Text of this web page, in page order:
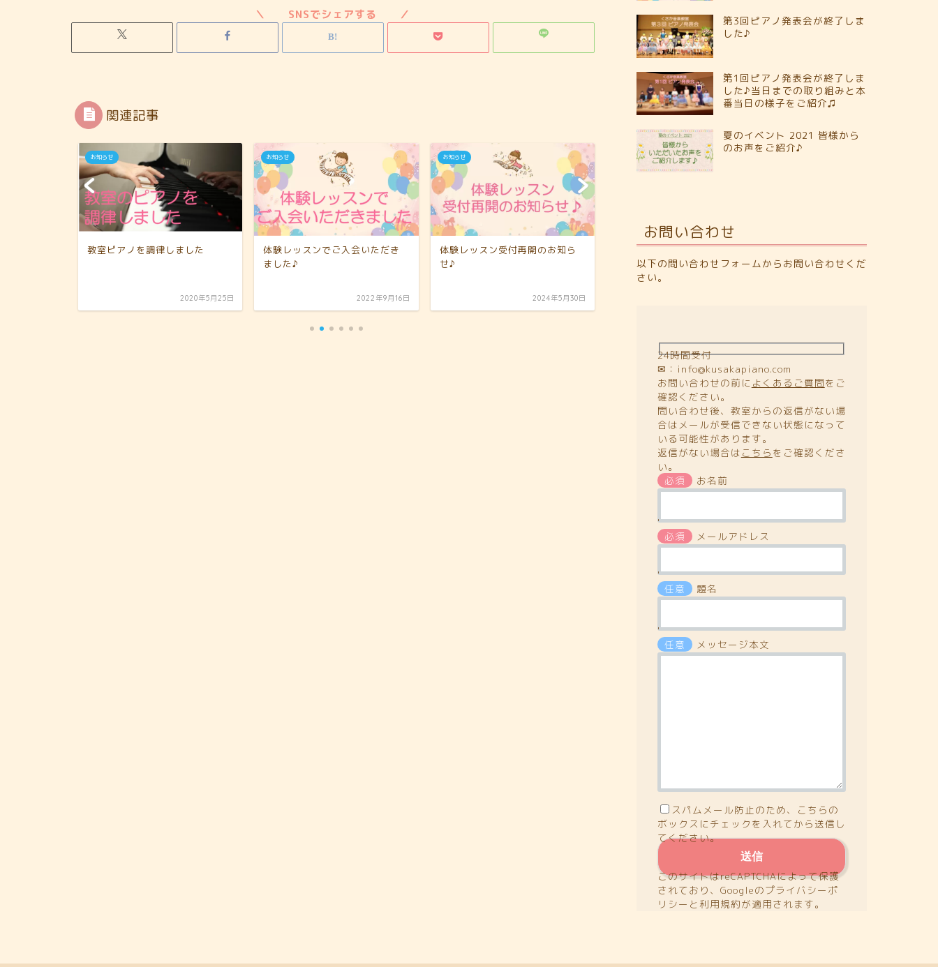
関連記事
お知らせ
教室ピアノを調律しました
2020年5月25日
お知らせ
体験レッスンでご入会いただき
ました♪
2022年9月16日
お知らせ
体験レッスン受付再開のお知ら
せ♪
2024年5月30日
お知らせ
くさか音楽教室のメールが受信
できない方へ
体験レッスンでご入会いただき
ました
第3回ピアノ発表会が終了しま
した♪
第1回ピアノ発表会が終了しま
した♪当日までの取り組みと本
番当日の様子をご紹介♫
夏のイベント 2021 皆様から
のお声をご紹介♪
お問い合わせ
以下の問い合わせフォームからお問い合わせくだ
さい。
24時間受付
✉：info@kusakapiano.com
お問い合わせの前に よくあるご質問をご
確認ください。
問い合わせ後、教室からの返信がない場
合はメールが受信できない状態になって
いる可能性があります。
返信がない場合は こちら をご確認くださ
い。
必須
お名前
'
必須
メールアドレス
'
任意
題名
'
任意
メッセージ本文
スパムメール防止のため、こちらの
ボックスにチェックを入れてから送信し
てください。
このサイトはreCAPTCHAによって保護
されており、Googleのプライバシーポ
リシー と 利用規約が適用されます。